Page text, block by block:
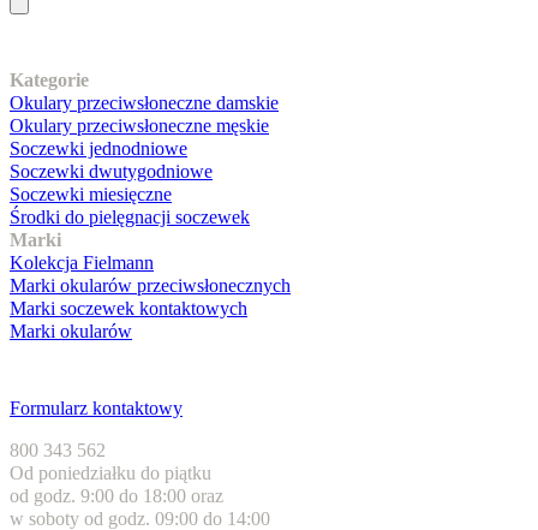
Kategorie
Okulary przeciwsłoneczne damskie
Okulary przeciwsłoneczne męskie
Soczewki jednodniowe
Soczewki dwutygodniowe
Soczewki miesięczne
Środki do pielęgnacji soczewek
Marki
Kolekcja Fielmann
Marki okularów przeciwsłonecznych
Marki soczewek kontaktowych
Marki okularów
Formularz kontaktowy
800 343 562
Od poniedziałku do piątku
od godz. 9:00 do 18:00 oraz
w soboty od godz. 09:00 do 14:00